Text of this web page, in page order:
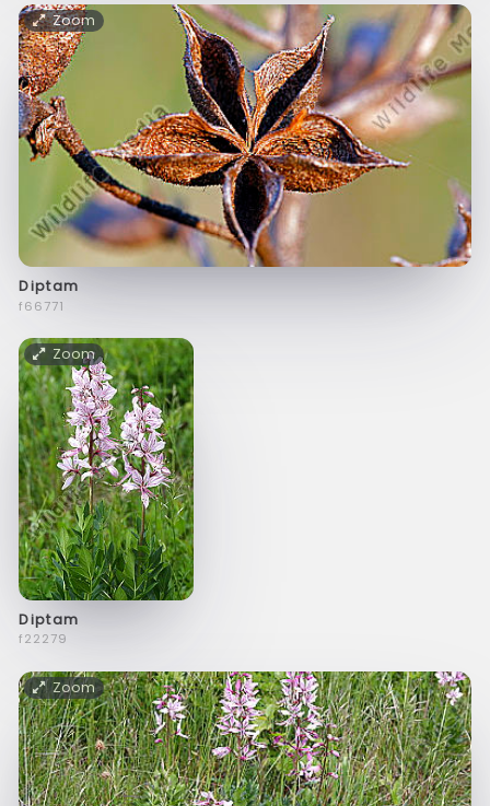
Zoom
Diptam
f66771
Zoom
Diptam
f22279
Zoom